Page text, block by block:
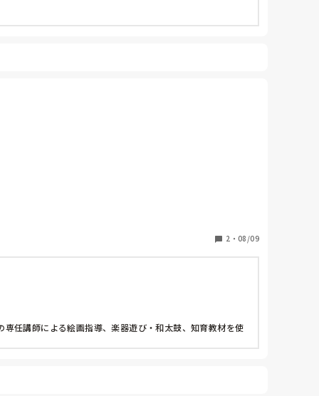
2 ・ 08/09
任講師による絵画指導、楽器遊び・和太鼓、知育教材を使